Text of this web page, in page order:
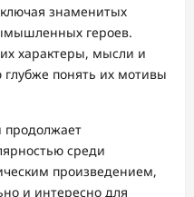
знаменитых
героев.
характеры, мысли и
глубже понять их мотивы
продолжает
среди
произведением,
и интересно для